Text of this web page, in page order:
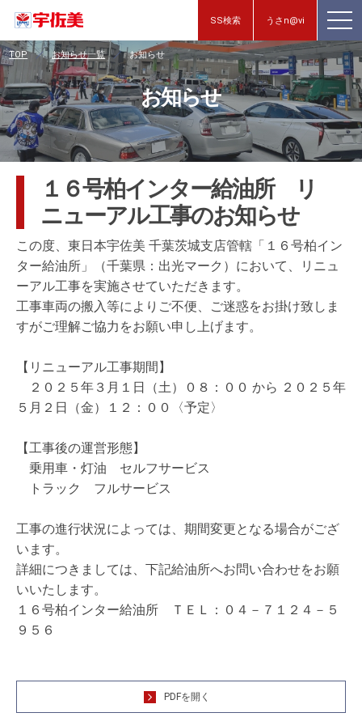
SS検索 うさn@vi
TOP お知らせ一覧 お知らせ
お知らせ
１６号柏インター給油所 リ
ニューアル工事のお知らせ
この度、東日本宇佐美 千葉茨城支店管轄「１６号柏イン
ター給油所」（千葉県：出光マーク）において、リニュ
ーアル工事を実施させていただきます。
工事車両の搬入等によりご不便、ご迷惑をお掛け致しま
すがご理解ご協力をお願い申し上げます。
【リニューアル工事期間】
２０２５年３月１日（土）０８：００ から ２０２５年
５月２日（金）１２：００〈予定〉
【工事後の運営形態】
乗用車・灯油 セルフサービス
トラック フルサービス
工事の進行状況によっては、期間変更となる場合がござ
います。
詳細につきましては、下記給油所へお問い合わせをお願
いいたします。
１６号柏インター給油所 ＴＥＬ：０４－７１２４－５
９５６
PDFを開く